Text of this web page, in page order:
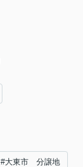
#大東市 分譲地